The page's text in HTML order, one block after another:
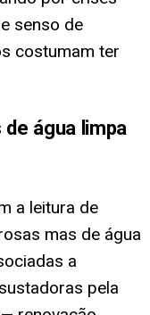
senso de
costumam ter
água limpa
a leitura de
mas de água
a
pela